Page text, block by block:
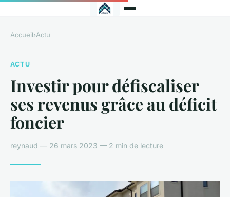
Accueil›Actu
ACTU
Investir pour défiscaliser
ses revenus grâce au déficit
foncier
reynaud — 26 mars 2023 — 2 min de lecture